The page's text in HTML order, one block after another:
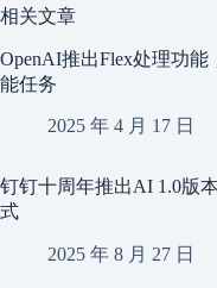
相关文章
OpenAI推出Flex处理功
能任务
2025 年 4 月 17 日
钉钉十周年推出AI 1.0版
式
2025 年 8 月 27 日